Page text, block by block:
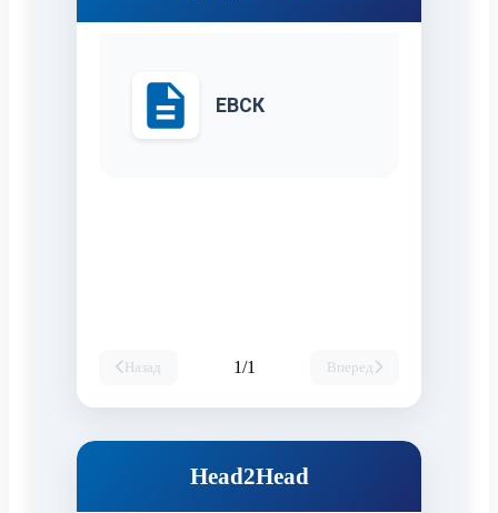
ЕВСК
Назад 1/1 Вперед
Head2Head